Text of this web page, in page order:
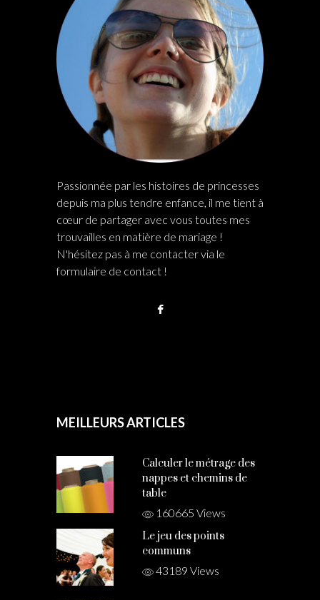
Passionnée par les histoires de princesses
depuis ma plus tendre enfance, il me tient à
cœur de partager avec vous toutes mes
trouvailles en matière de mariage !
N'hésitez pas à me contacter via le
formulaire de contact !
MEILLEURS ARTICLES
Calculer le métrage des
nappes et chemins de
table
160665 Views
Le jeu des points
communs
43189 Views